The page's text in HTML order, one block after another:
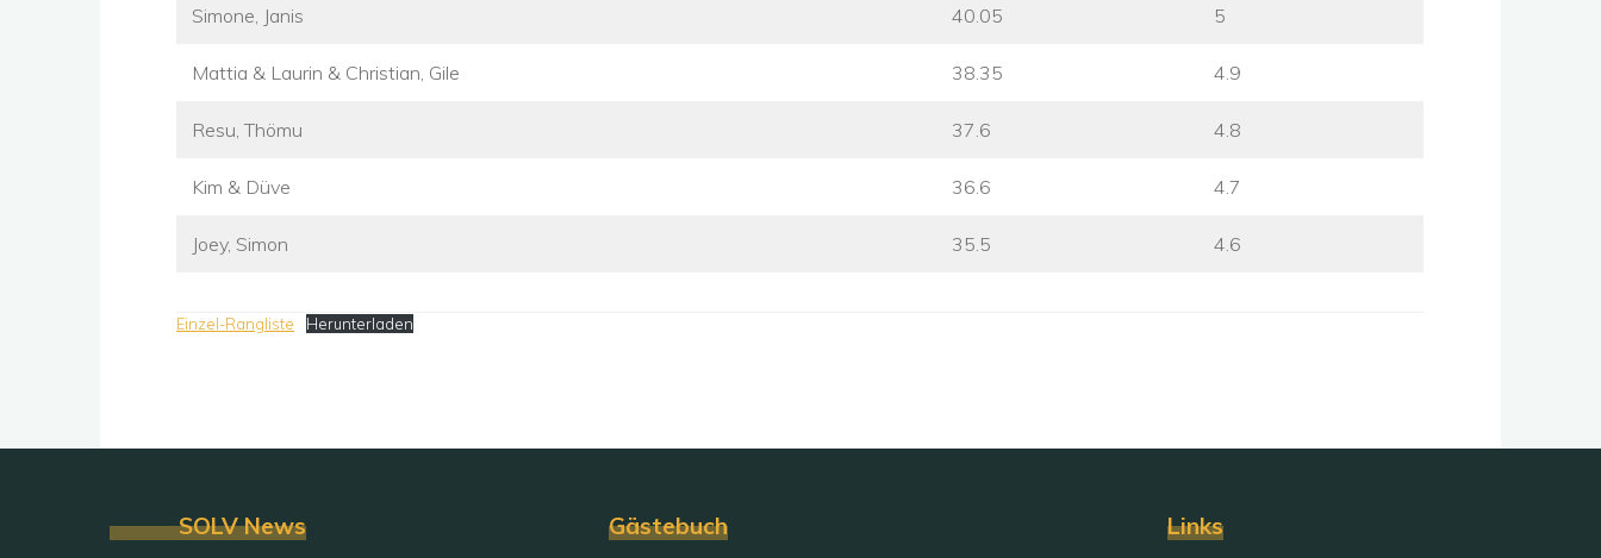
Simone, Janis 40.05 5
Mattia & Laurin & Christian, Gile 38.35 4.9
Resu, Thömu 37.6 4.8
Kim & Düve 36.6 4.7
Joey, Simon 35.5 4.6
Einzel-Rangliste Herunterladen
SOLV News Gästebuch Links